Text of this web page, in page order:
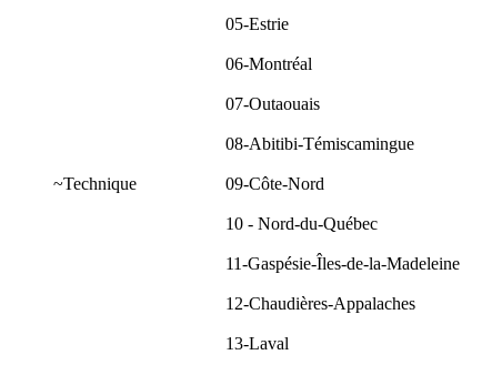
~Technique
05-Estrie
06-Montréal
07-Outaouais
08-Abitibi-Témiscamingue
09-Côte-Nord
10 - Nord-du-Québec
11-Gaspésie-Îles-de-la-Madeleine
12-Chaudières-Appalaches
13-Laval